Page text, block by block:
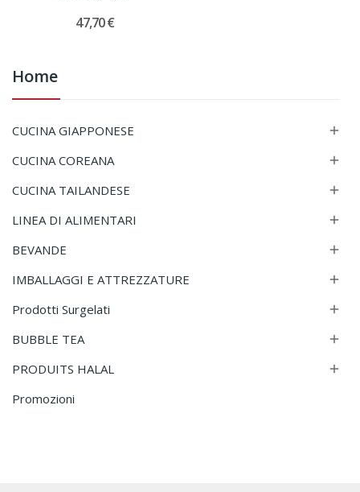
Home
CUCINA GIAPPONESE 
CUCINA COREANA 
CUCINA TAILANDESE 
LINEA DI ALIMENTARI 
BEVANDE 
IMBALLAGGI E ATTREZZATURE 
Prodotti Surgelati 
BUBBLE TEA 
PRODUITS HALAL 
Promozioni
47,70 €